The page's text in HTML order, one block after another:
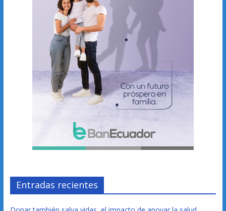
Entradas recientes